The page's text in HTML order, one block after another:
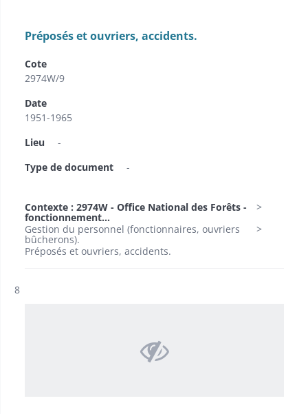
Préposés et ouvriers, accidents.
Cote
2974W/9
Date
1951-1965
Lieu
-
Type de document
-
Contexte : 2974W - Office National des Forêts -
fonctionnement...
Gestion du personnel (fonctionnaires, ouvriers
bûcherons).
Préposés et ouvriers, accidents.
Résultat n°
8